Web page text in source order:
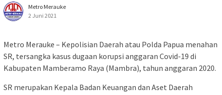
Metro Merauke
2 Juni 2021
Metro Merauke – Kepolisian Daerah atau Polda Papua menahan
SR, tersangka kasus dugaan korupsi anggaran Covid-19 di
Kabupaten Mamberamo Raya (Mambra), tahun anggaran 2020.
SR merupakan Kepala Badan Keuangan dan Aset Daerah